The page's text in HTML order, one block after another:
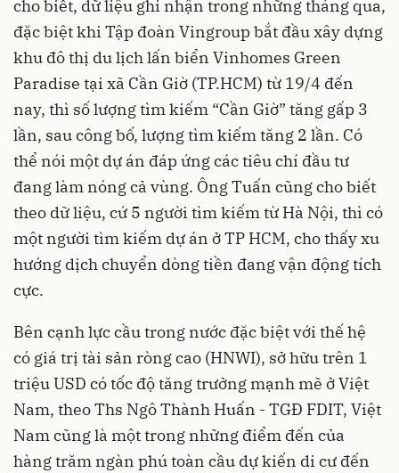
cho biết, dữ liệu ghi nhận trong những tháng qua,
đặc biệt khi Tập đoàn Vingroup bắt đầu xây dựng
khu đô thị du lịch lấn biển Vinhomes Green
Paradise tại xã Cần Giờ (TP.HCM) từ 19/4 đến
nay, thì số lượng tìm kiếm “Cần Giờ” tăng gấp 3
lần, sau công bố, lượng tìm kiếm tăng 2 lần. Có
thể nói một dự án đáp ứng các tiêu chí đầu tư
đang làm nóng cả vùng. Ông Tuấn cũng cho biết
theo dữ liệu, cứ 5 người tìm kiếm từ Hà Nội, thì có
một người tìm kiếm dự án ở TP HCM, cho thấy xu
hướng dịch chuyển dòng tiền đang vận động tích
cực.
Bên cạnh lực cầu trong nước đặc biệt với thế hệ
có giá trị tài sản ròng cao (HNWI), sở hữu trên 1
triệu USD có tốc độ tăng trưởng mạnh mẽ ở Việt
Nam, theo Ths Ngô Thành Huấn - TGĐ FDIT, Việt
Nam cũng là một trong những điểm đến của
hàng trăm ngàn phú toàn cầu dự kiến di cư đến